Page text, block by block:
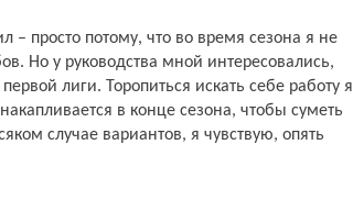
– просто потому, что во время сезона я не
Но у руководства мной интересовались,
лиги. Торопиться искать себе работу я
в конце сезона, чтобы суметь
случае вариантов, я чувствую, опять